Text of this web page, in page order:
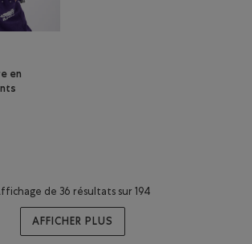
en
et glissière en coton bio pour enfants:
à capuchon et glissière en coton bio pour enfants:
de 36 résultats sur 194
AFFICHER PLUS